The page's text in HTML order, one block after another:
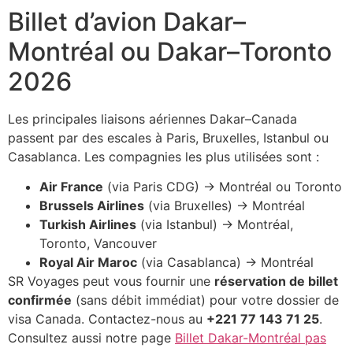
Billet d’avion Dakar–
Montréal ou Dakar–Toronto
2026
Les principales liaisons aériennes Dakar–Canada
passent par des escales à Paris, Bruxelles, Istanbul ou
Casablanca. Les compagnies les plus utilisées sont :
Air France (via Paris CDG) → Montréal ou Toronto
Brussels Airlines (via Bruxelles) → Montréal
Turkish Airlines (via Istanbul) → Montréal,
Toronto, Vancouver
Royal Air Maroc (via Casablanca) → Montréal
SR Voyages peut vous fournir une réservation de billet
confirmée (sans débit immédiat) pour votre dossier de
visa Canada. Contactez-nous au +221 77 143 71 25.
Consultez aussi notre page Billet Dakar-Montréal pas